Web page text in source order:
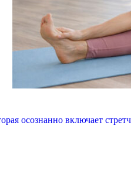
осознанно включает